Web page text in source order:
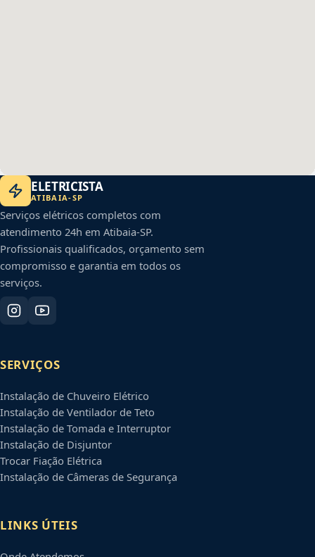
ELETRICISTA
ATIBAIA-SP
Serviços elétricos completos com
atendimento 24h em Atibaia-SP.
Profissionais qualificados, orçamento sem
compromisso e garantia em todos os
serviços.
SERVIÇOS
Instalação de Chuveiro Elétrico
Instalação de Ventilador de Teto
Instalação de Tomada e Interruptor
Instalação de Disjuntor
Trocar Fiação Elétrica
Instalação de Câmeras de Segurança
LINKS ÚTEIS